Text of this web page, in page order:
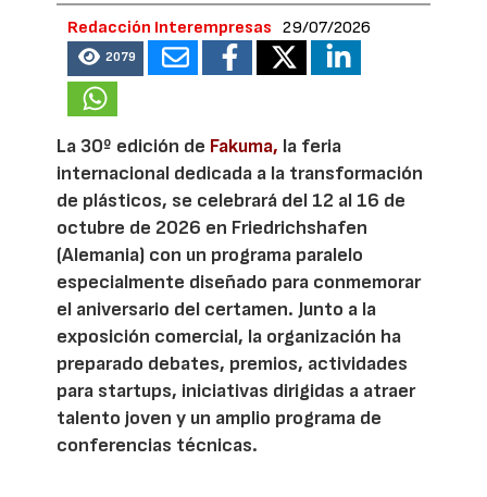
Redacción Interempresas 29/07/2026
2079
La 30º edición de Fakuma, la feria
internacional dedicada a la transformación
de plásticos, se celebrará del 12 al 16 de
octubre de 2026 en Friedrichshafen
(Alemania) con un programa paralelo
especialmente diseñado para conmemorar
el aniversario del certamen. Junto a la
exposición comercial, la organización ha
preparado debates, premios, actividades
para startups, iniciativas dirigidas a atraer
talento joven y un amplio programa de
conferencias técnicas.